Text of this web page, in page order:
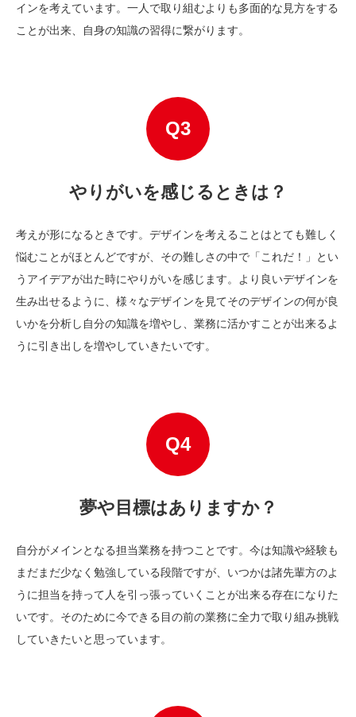
インを考えています。一人で取り組むよりも多面的な見方をする
ことが出来、自身の知識の習得に繋がります。
やりがいを感じるときは？
考えが形になるときです。デザインを考えることはとても難しく
悩むことがほとんどですが、その難しさの中で「これだ！」とい
うアイデアが出た時にやりがいを感じます。より良いデザインを
生み出せるように、様々なデザインを見てそのデザインの何が良
いかを分析し自分の知識を増やし、業務に活かすことが出来るよ
うに引き出しを増やしていきたいです。
夢や目標はありますか？
自分がメインとなる担当業務を持つことです。今は知識や経験も
まだまだ少なく勉強している段階ですが、いつかは諸先輩方のよ
うに担当を持って人を引っ張っていくことが出来る存在になりた
いです。そのために今できる目の前の業務に全力で取り組み挑戦
していきたいと思っています。